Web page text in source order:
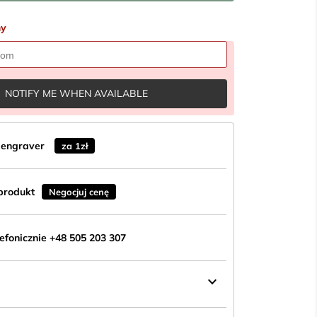
NOTIFY ME WHEN AVAILABLE
za 1zł
Negocjuj cenę
+48 505 203 307
keyboard_arrow_down